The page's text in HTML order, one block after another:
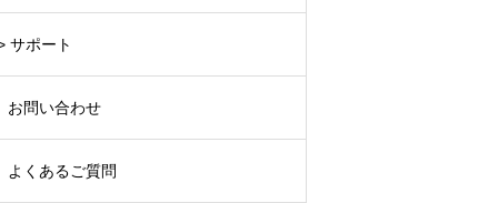
サポート
お問い合わせ
よくあるご質問